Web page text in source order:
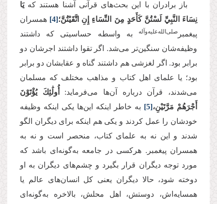
باز برادران با این بحث‌های قرآنی آشنا هستند کهيَا
نِسَاءَ النَّبِيِّ لَسْتُنَّ كَأَحَدٍ مِنَ النِّسَاءِ إِنِ اتَّقَيْتُنَّ؛[4] همسران
پیغمبر صلی‌‌الله‌‌علیه‌‌و‌آله
به واسطه‌ حساسیتی که داشتند
وظیفه‌شان سنگین‌تر می‌شد. اگر تقوا داشتند اجرشان دو
برابر بود. اگر لغزشی هم داشتند گناه و عقابشان دو برابر
بود؛ یا علمای اهل کتاب و مذاهب مختلف که مسلمان
می‌شدند، قرآن درباره آن‌ها می‌فرماید:
أُولَٰئِكَ يُؤْتَوْنَ
أَجْرَهُمْ مَرَّتَيْنِ،[5] به خاطر اینکه‌ این‌ها یکی اینکه وظیفه‌
خودشان را عمل کردند و یکی هم اینکه برای دیگران الگو
شدند و این نه به علمای کتاب، منحصر است و نه به
همسران پیغمبر. هرکسی در جامعه به‌گونه‌ای باشد که
مورد توجه دیگران قرار بگیرد و چشم‌های دیگران به او
دوخته شود، حالا دیگران یعنی کل انسان‌های عالم یا
همسایه‌اش، دوستش، اهل محلش، بالاخره به‌گونه‌ای